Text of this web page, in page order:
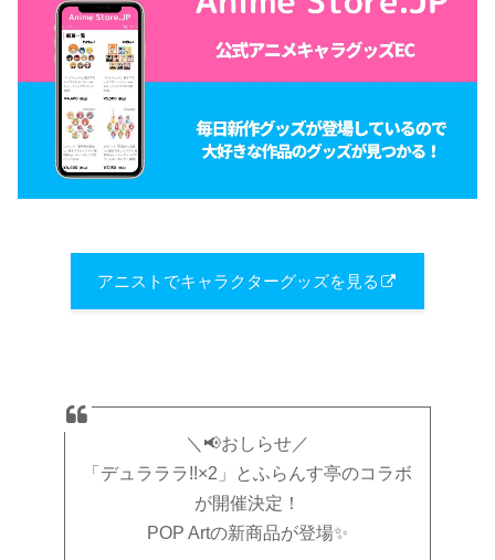
アニストでキャラクターグッズを見る
＼📢おしらせ／
「デュラララ!!×2」とふらんす亭のコラボ
が開催決定！
POP Artの新商品が登場✨